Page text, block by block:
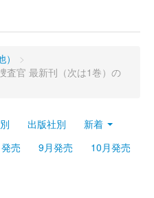
>
査官 最新刊（次は1巻）の
出版社別
新着
売 9月発売 10月発売